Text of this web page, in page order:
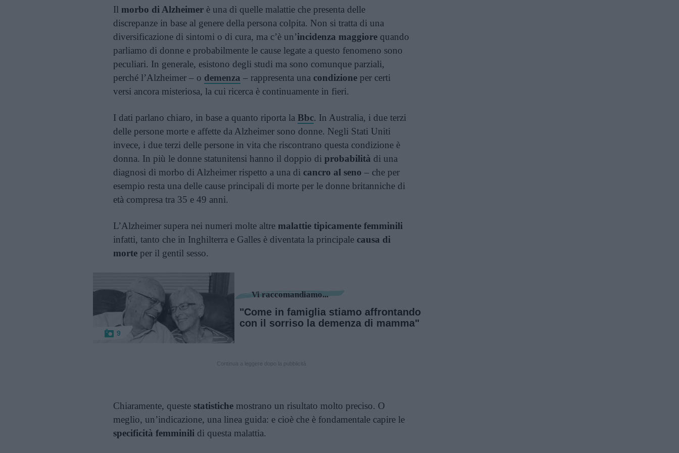
Il morbo di Alzheimer è una di quelle malattie che presenta delle
discrepanze in base al genere della persona colpita. Non si tratta di una
diversificazione di sintomi o di cura, ma c’è un’incidenza maggiore quando
parliamo di donne e probabilmente le cause legate a questo fenomeno sono
peculiari. In generale, esistono degli studi ma sono comunque parziali,
perché l’Alzheimer – o demenza – rappresenta una condizione per certi
versi ancora misteriosa, la cui ricerca è continuamente in fieri.
I dati parlano chiaro, in base a quanto riporta la Bbc. In Australia, i due terzi
delle persone morte e affette da Alzheimer sono donne. Negli Stati Uniti
invece, i due terzi delle persone in vita che riscontrano questa condizione è
donna. In più le donne statunitensi hanno il doppio di probabilità di una
diagnosi di morbo di Alzheimer rispetto a una di cancro al seno – che per
esempio resta una delle cause principali di morte per le donne britanniche di
età compresa tra 35 e 49 anni.
L’Alzheimer supera nei numeri molte altre malattie tipicamente femminili
infatti, tanto che in Inghilterra e Galles è diventata la principale causa di
morte per il gentil sesso.
9
Vi raccomandiamo...
"Come in famiglia stiamo affrontando
con il sorriso la demenza di mamma"
Chiaramente, queste statistiche mostrano un risultato molto preciso. O
meglio, un’indicazione, una linea guida: e cioè che è fondamentale capire le
specificità femminili di questa malattia.